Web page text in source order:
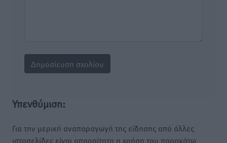
Υπενθύμιση:
Για την μερική αναπαραγωγή της είδησης από άλλες
ιστοσελίδες είναι απαραίτητη η χρήση του παρακάτω